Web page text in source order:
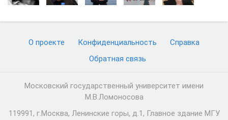
О проекте Конфиденциальность
Cправка
Обратная связь
Московский государственный университет имени
М.В.Ломоносова
119991, г.Москва, Ленинские горы, д.1, Главное здание МГУ